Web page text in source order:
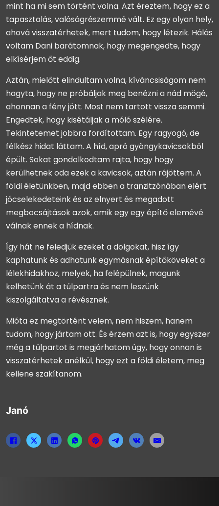
mint ha mi sem történt volna. Azt éreztem, hogy ez a
tapasztalás, valóságrészemmé vált. Ez egy olyan hely,
ahová visszatérhetek, mert tudom, hogy létezik. Hálás
voltam Dani barátomnak, hogy megengedte, hogy
elkísérjem őt eddig.
Aztán, mielőtt elindultam volna, kíváncsiságom nem
hagyta, hogy ne próbáljak meg benézni a nád mögé,
ahonnan a fény jött. Most nem tartott vissza semmi.
Engedtek, hogy kisétáljak a móló szélére.
Tekintetemet jobbra fordítottam. Egy ragyogó, de
félkész hidat láttam. A híd, apró gyöngykavicsokból
épült. Sokat gondolkodtam rajta, hogy hogy
kerülhetnek oda ezek a kavicsok, aztán rájöttem. A
földi életünkben, majd ebben a tranzitzónában elért
jócselekedeteink és az elnyert és megadott
megbocsájtások azok, amik egy egy építő elemévé
válnak ennek a hídnak.
Így hát ne feledjük ezeket a dolgokat, hisz így
kaphatunk és adhatunk egymásnak építőköveket a
lélekhidakhoz, melyek, ha felépülnek, magunk
kelhetünk át a túlpartra és nem leszünk
kiszolgáltatva a révésznek.
Mióta ez megtörtént velem, nem hiszem, hanem
tudom, hogy jártam ott. És érzem azt is, hogy egyszer
még a túlpartot is megjárhatom úgy, hogy onnan is
visszatérhetek anélkül, hogy ezt a földi életem, meg
kellene szakítanom.
Janó